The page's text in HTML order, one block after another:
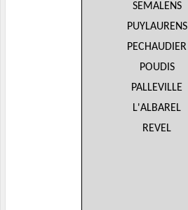
SEMALENS
PUYLAURENS
PECHAUDIER
POUDIS
PALLEVILLE
L'ALBAREL
REVEL